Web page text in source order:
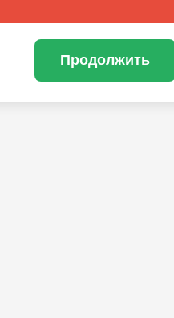
Продолжить